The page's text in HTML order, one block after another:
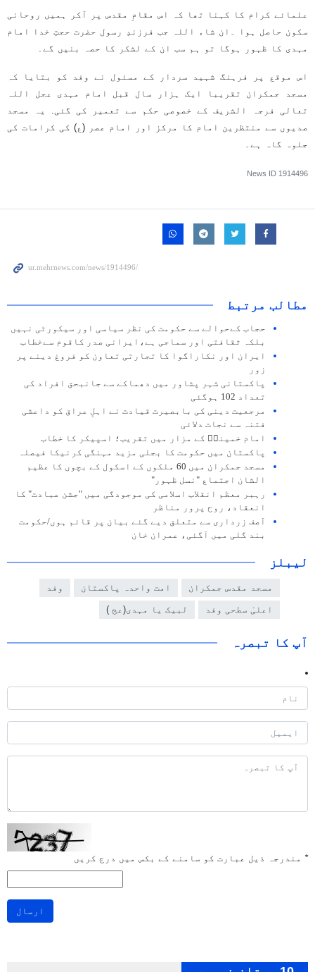
علمائے کرام کا کہنا تھا کہ اس مقامِ مقدس پر آکر ہمیں روحانی
سکون حاصل ہوا ۔ان شاء اللہ جب فرزندِ رسول حضرت حجتِ خدا امام
مہدی کا ظہور ہوگا تو ہم سب ان کے لشکر کا حصہ بنیں گے۔
اس موقع پر فرہنگ شہید سردار کے مسئول نے وفد کو بتایا کہ
مسجد جمکران تقریبا ایک ہزار سال قبل امام مہدی عجل اللہ
تعالی فرجہ الشریف کے خصوصی حکم سے تعمیر کی گئی. یہ مسجد
صدیوں سے منتظرین امام کا مرکز اور امام عصر (ع) کی کرامات کی
جلوہ گاہ ہے۔
News ID 1914496
مطالب مرتبط
حجاب کےحوالے سے حکومت کی نظر سیاسی اور سیکورٹی نہیں
بلکہ ثقافتی اور سماجی ہے،ایرانی صدر کاقوم سےخطاب
ایران اور نکاراگوا کا تجارتی تعاون کو فروغ دینے پر
زور
پاکستانی شہر پشاور میں دھماکے سے جانبحق افراد کی
تعداد 102 ہوگئی
مرجعیت دینی کی بابصیرت قیادت نے اہلِ عراق کو داعشی
فتنہ سے نجات دلائی
امام خمینیؒ کے مزار میں تقریب؛ اسپیکر کا خطاب
پاکستان میں حکومت کا بجلی مزید مہنگی کرنیکا فیصلہ
مسجد جمکران میں 60 ملکوں کے اسکول کے بچوں کا عظیم
الشان اجتماع "نسل ظہور"
رہبر معظم انقلاب اسلامی کی موجودگی میں "جشن عبادت" کا
انعقاد، روح پرور مناظر
آصف زرداری سے متعلق دیے گئے بیان پر قائم ہوں/حکومت
بند گلی میں آگئی، عمران خان
لیبلز
مسجد مقدس جمکران امت واحدہ پاکستان وفد
اعلیٰ سطحی وفد لبیک یا مہدی(عج )
آپ کا تبصرہ
* مندرجہ ذیل عبارت کو سامنے کے بکس میں درج کریں
ارسال